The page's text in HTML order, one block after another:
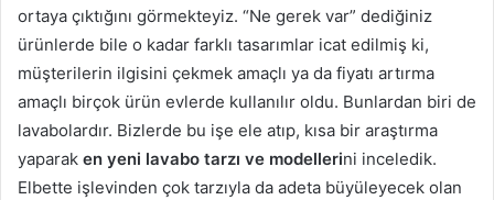
ortaya çıktığını görmekteyiz. “Ne gerek var” dediğiniz
ürünlerde bile o kadar farklı tasarımlar icat edilmiş ki,
müşterilerin ilgisini çekmek amaçlı ya da fiyatı artırma
amaçlı birçok ürün evlerde kullanılır oldu. Bunlardan biri de
lavabolardır. Bizlerde bu işe ele atıp, kısa bir araştırma
yaparak en yeni lavabo tarzı ve modellerini inceledik.
Elbette işlevinden çok tarzıyla da adeta büyüleyecek olan